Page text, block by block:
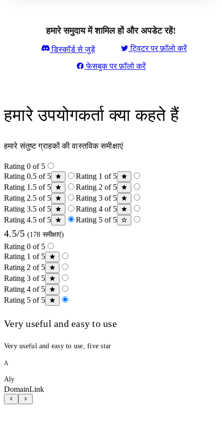
हमारे समुदाय में शामिल हों और अपडेट रहें!
डिस्कॉर्ड से जुड़ें ट्विटर पर फ़ॉलो करें
फेसबुक पर फ़ॉलो करें
हमारे उपयोगकर्ता क्या कहते हैं
हमारे संतुष्ट ग्राहकों की वास्तविक समीक्षाएं
Rating 0 of 5
Rating 0.5 of 5
Rating 1 of 5
Rating 1.5 of 5
Rating 2 of 5
Rating 2.5 of 5
Rating 3 of 5
Rating 3.5 of 5
Rating 4 of 5
Rating 4.5 of 5
Rating 5 of 5
4.5/5 (178 समीक्षाएं)
Rating 0 of 5
Rating 1 of 5
Rating 2 of 5
Rating 3 of 5
Rating 4 of 5
Rating 5 of 5
Very useful and easy to use
Very useful and easy to use, five star
A
Aly
DomainLink